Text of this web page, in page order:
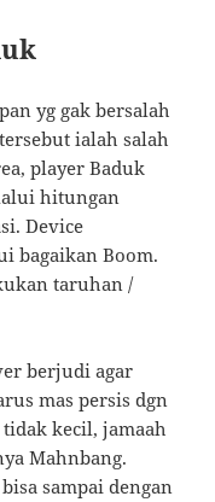
yg gak bersalah
ialah salah
player Baduk
hitungan
Device
bagaikan Boom.
taruhan /
berjudi agar
mas persis dgn
kecil, jamaah
Mahnbang.
sampai dengan